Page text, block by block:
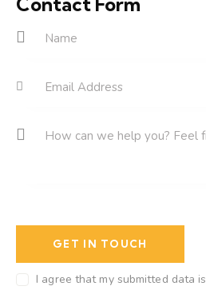
I agree that my submitted data is